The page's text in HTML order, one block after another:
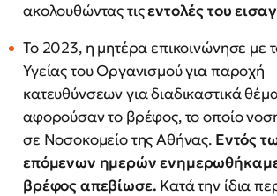
ακολουθώντας τιςεντολές του
Το 2023, η μητέρα επικοινώνησε με
Υγείας του Οργανισμού για παροχή
κατευθύνσεων για διαδικαστικά
αφορούσαν το βρέφος, το οποίο
σε Νοσοκομείο της Αθήνας. Εντός
επόμενων ημερών
βρέφος απεβίωσε. Κατά την ίδια